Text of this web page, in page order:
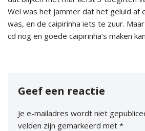
Wel was het jammer dat het geluid af
was, en de caipirinha iets te zuur.
cd nog en goede caipirinha’s maken
Geef een reactie
Je e-mailadres wordt niet
velden zijn gemarkeerd met *